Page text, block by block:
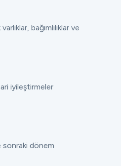
bağımlılıklar ve
iyileştirmeler
dönem